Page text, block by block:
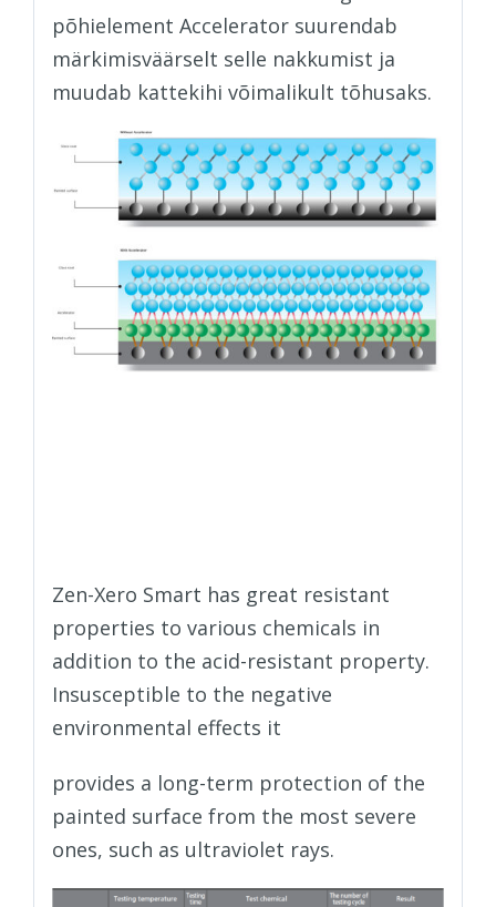
põhielement Accelerator suurendab
märkimisväärselt selle nakkumist ja
muudab kattekihi võimalikult tõhusaks.
Zen-Xero Smart has great resistant
properties to various chemicals in
addition to the acid-resistant property.
Insusceptible to the negative
environmental effects it
provides a long-term protection of the
painted surface from the most severe
ones, such as ultraviolet rays.